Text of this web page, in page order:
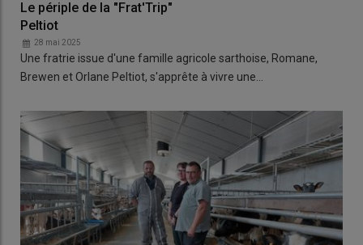
Le périple de la "Frat'Trip"
Peltiot
28 mai 2025
Une fratrie issue d'une famille agricole sarthoise, Romane,
Brewen et Orlane Peltiot, s'apprête à vivre une…